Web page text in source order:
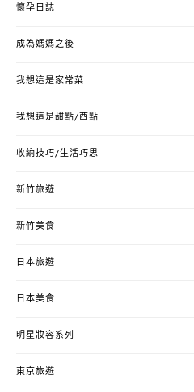
懷孕日誌
成為媽媽之後
我想這是家常菜
我想這是甜點/西點
收納技巧/生活巧思
新竹旅遊
新竹美食
日本旅遊
日本美食
明星妝容系列
東京旅遊